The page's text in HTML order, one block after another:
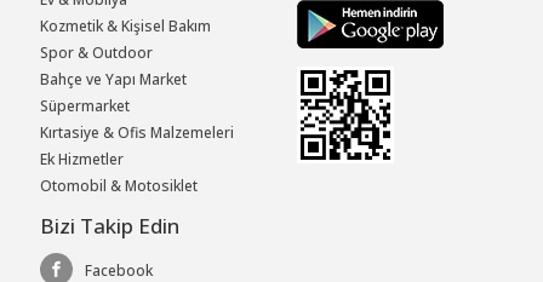
Kozmetik & Kişisel Bakım
Spor & Outdoor
Bahçe ve Yapı Market
Süpermarket
Kırtasiye & Ofis Malzemeleri
Ek Hizmetler
Otomobil & Motosiklet
Bizi Takip Edin
Facebook